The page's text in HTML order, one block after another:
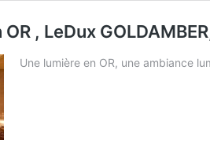
, LeDux
Une lumière en OR, une ambiance